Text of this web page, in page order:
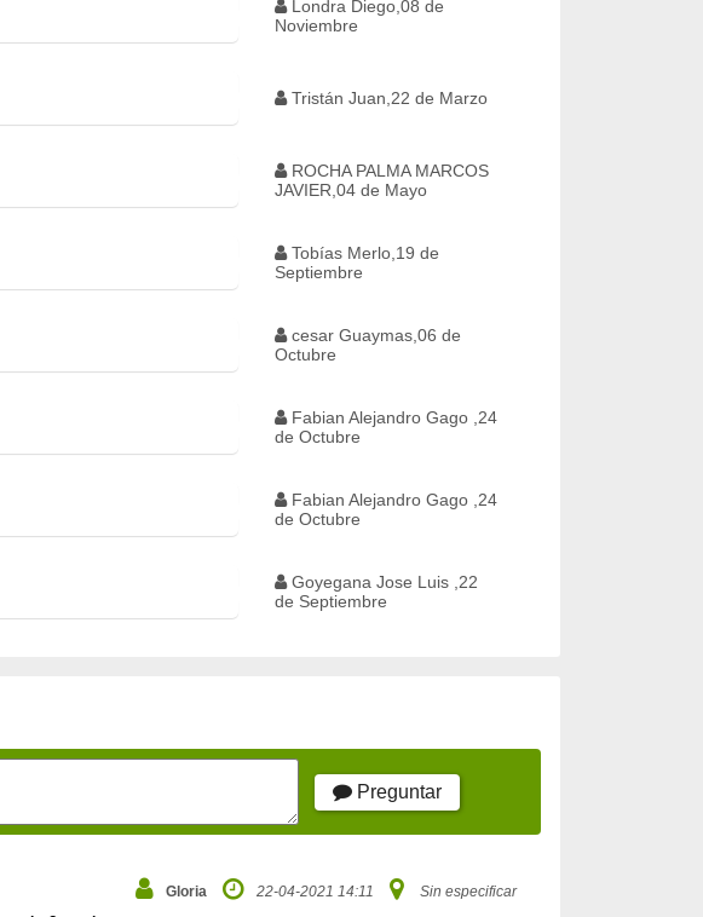
Londra Diego,08 de
Noviembre
Tristán Juan,22 de Marzo
ROCHA PALMA MARCOS
JAVIER,04 de Mayo
Tobías Merlo,19 de
Septiembre
cesar Guaymas,06 de
Octubre
Fabian Alejandro Gago ,24
de Octubre
Fabian Alejandro Gago ,24
de Octubre
Goyegana Jose Luis ,22
de Septiembre
Preguntar
Gloria 22-04-2021 14:11
Sin especificar